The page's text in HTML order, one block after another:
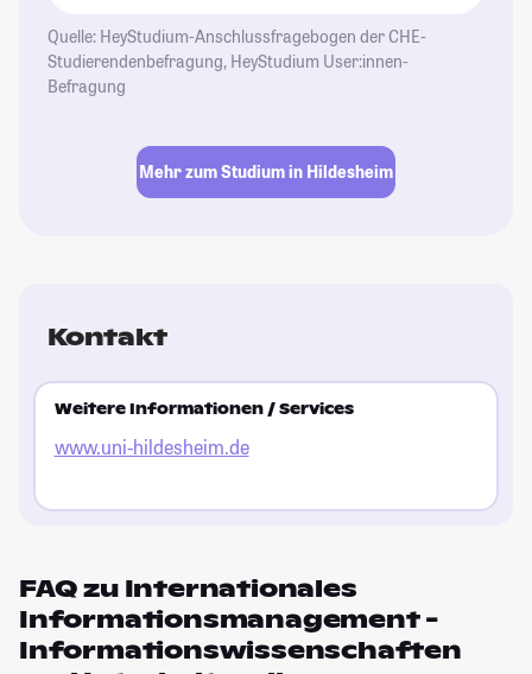
Quelle: HeyStudium-Anschlussfragebogen der CHE-
Studierendenbefragung, HeyStudium User:innen-
Befragung
Mehr zum Studium in Hildesheim
Kontakt
Weitere Informationen / Services
www.uni-hildesheim.de
FAQ zu Internationales
Informationsmanagement -
Informationswissenschaften